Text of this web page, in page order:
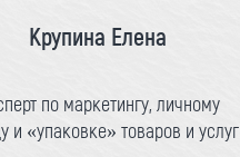
Крупина Елена
по маркетингу, личному
и «упаковке» товаров и услуг